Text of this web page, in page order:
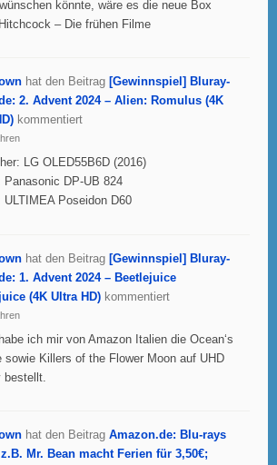
könnte, wäre es die neue Box
– Die frühen Filme
hat den Beitrag [Gewinnspiel] Bluray-
2. Advent 2024 – Alien: Romulus (4K
kommentiert
LG OLED55B6D (2016)
Panasonic DP-UB 824
ULTIMEA Poseidon D60
hat den Beitrag [Gewinnspiel] Bluray-
1. Advent 2024 – Beetlejuice
(4K Ultra HD) kommentiert
ich mir von Amazon Italien die Ocean‘s
sowie Killers of the Flower Moon auf UHD
bestellt.
hat den Beitrag Amazon.de: Blu-rays
Mr. Bean macht Ferien für 3,50€;